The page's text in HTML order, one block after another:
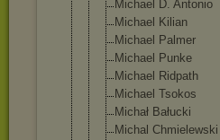
Michael D. Antonio
Michael Kilian
Michael Palmer
Michael Punke
Michael Ridpath
Michael Tsokos
Michał Bałucki
Michal Chmielewski